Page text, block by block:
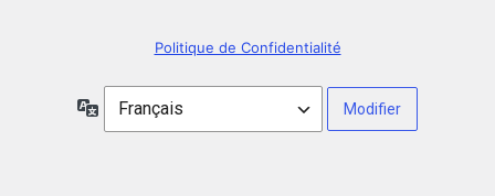
Politique de Confidentialité
Langue